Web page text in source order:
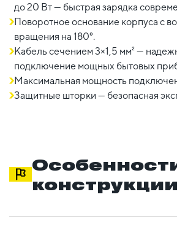
до 20 Вт — быстрая зарядка
Поворотное основание корпуса с
вращения на 180°.
Кабель сечением 3×1,5 мм² —
подключение мощных бытовых
Максимальная мощность
Защитные шторки — безопасная
конструкции